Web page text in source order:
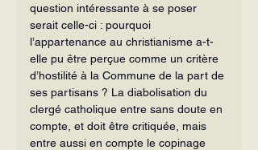
question intéressante à se poser
serait celle-ci : pourquoi
l’appartenance au christianisme a-t-
elle pu être perçue comme un critère
d’hostilité à la Commune de la part de
ses partisans ? La diabolisation du
clergé catholique entre sans doute en
compte, et doit être critiquée, mais
entre aussi en compte le copinage